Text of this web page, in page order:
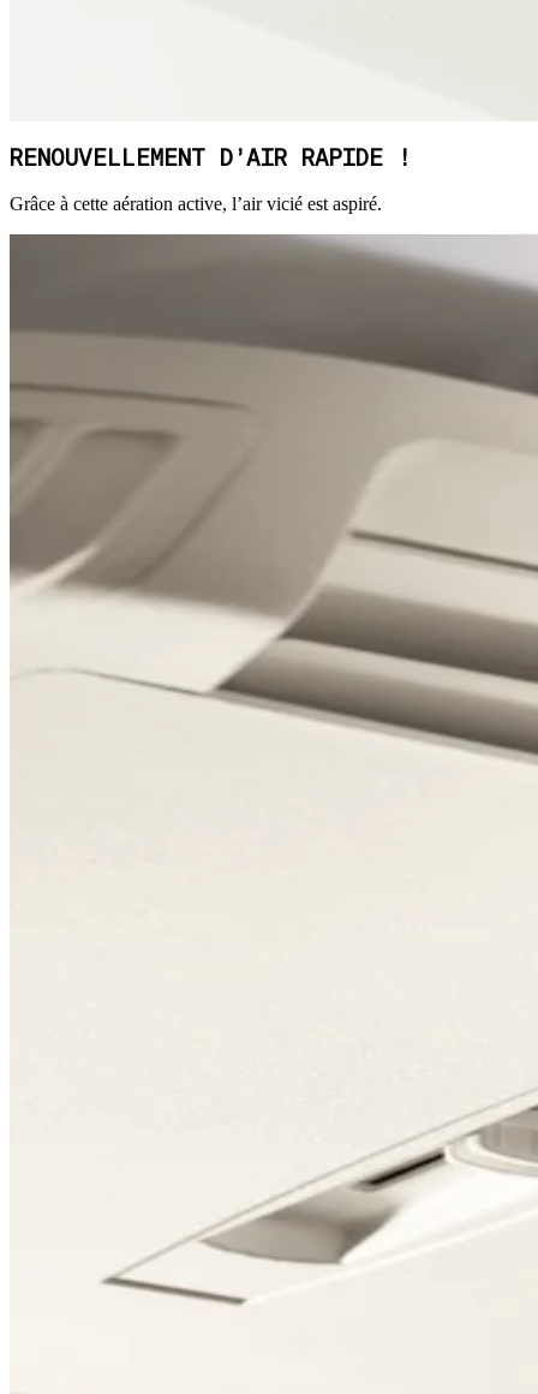
RENOUVELLEMENT D’AIR RAPIDE !
Grâce à cette aération active, l’air vicié est aspiré.